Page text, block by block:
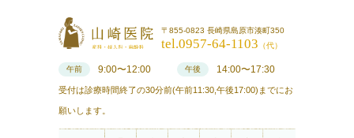
〒855-0823 長崎県島原市湊町350
tel.0957-64-1103 （代）
午前 9:00〜12:00 午後 14:00〜17:30
受付は診療時間終了の30分前(午前11:30,午後17:00)までにお
願いします。